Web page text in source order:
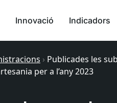
Innovació Indicadors
› Publicades les
per a l’any 2023